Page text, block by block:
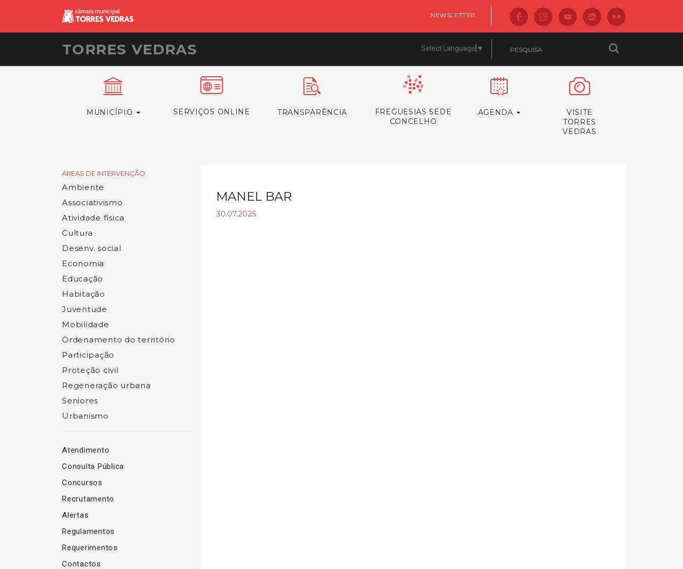
NEWSLETTER
TORRES VEDRAS Select Language ▼
MUNICÍPIO SERVIÇOS ONLINE TRANSPARÊNCIA
FREGUESIAS SEDE
CONCELHO
AGENDA
VISITE
TORRES
VEDRAS
ÁREAS DE INTERVENÇÃO
Ambiente
Associativismo
Atividade física
Cultura
Desenv. social
Economia
Educação
Habitação
Juventude
Mobilidade
Ordenamento do território
Participação
Proteção civil
Regeneração urbana
Seniores
Urbanismo
Atendimento
Consulta Pública
Concursos
Recrutamento
Alertas
Regulamentos
Requerimentos
Contactos
MANEL BAR
30.07.2025